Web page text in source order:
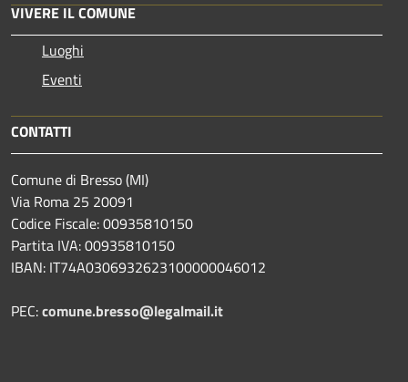
VIVERE IL COMUNE
Luoghi
Eventi
CONTATTI
Comune di Bresso (MI)
Via Roma 25 20091
Codice Fiscale: 00935810150
Partita IVA: 00935810150
IBAN: IT74A0306932623100000046012
PEC:comune.bresso@legalmail.it